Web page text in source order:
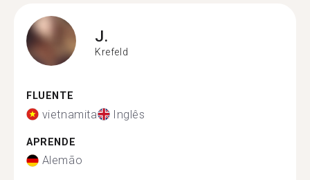
J.
Krefeld
FLUENTE
vietnamita Inglês
APRENDE
Alemão